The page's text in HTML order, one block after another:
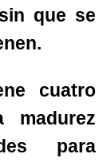
que se
cuatro
para